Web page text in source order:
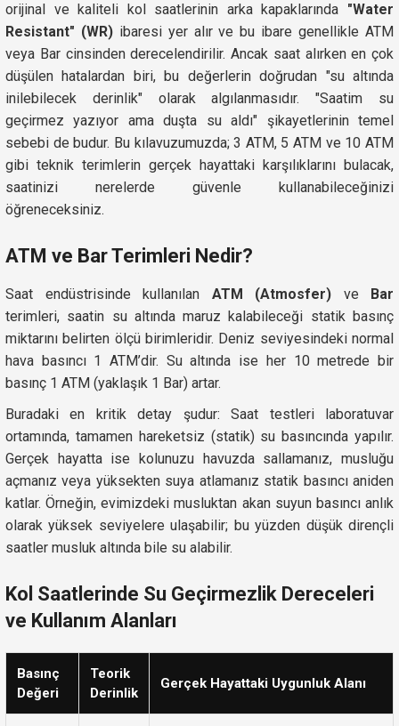
orijinal ve kaliteli kol saatlerinin arka kapaklarında "Water
Resistant" (WR)ibaresi yer alır ve bu ibare genellikle ATM
veya Bar cinsinden derecelendirilir. Ancak saat alırken en çok
düşülen hatalardan biri, bu değerlerin doğrudan "su altında
inilebilecek derinlik" olarak algılanmasıdır. "Saatim su
geçirmez yazıyor ama duşta su aldı" şikayetlerinin temel
sebebi de budur. Bu kılavuzumuzda; 3 ATM, 5 ATM ve 10 ATM
gibi teknik terimlerin gerçek hayattaki karşılıklarını bulacak,
saatinizi nerelerde güvenle kullanabileceğinizi
öğreneceksiniz.
ATM ve Bar Terimleri Nedir?
Saat endüstrisinde kullanılan ATM (Atmosfer) ve
Bar
terimleri, saatin su altında maruz kalabileceği statik basınç
miktarını belirten ölçü birimleridir. Deniz seviyesindeki normal
hava basıncı 1 ATM’dir. Su altında ise her 10 metrede bir
basınç 1 ATM (yaklaşık 1 Bar) artar.
Buradaki en kritik detay şudur: Saat testleri laboratuvar
ortamında, tamamen hareketsiz (statik) su basıncında yapılır.
Gerçek hayatta ise kolunuzu havuzda sallamanız, musluğu
açmanız veya yüksekten suya atlamanız statik basıncı aniden
katlar. Örneğin, evimizdeki musluktan akan suyun basıncı anlık
olarak yüksek seviyelere ulaşabilir; bu yüzden düşük dirençli
saatler musluk altında bile su alabilir.
Kol Saatlerinde Su Geçirmezlik Dereceleri
ve Kullanım Alanları
Basınç
Değeri
Teorik
Derinlik
Gerçek Hayattaki Uygunluk Alanı